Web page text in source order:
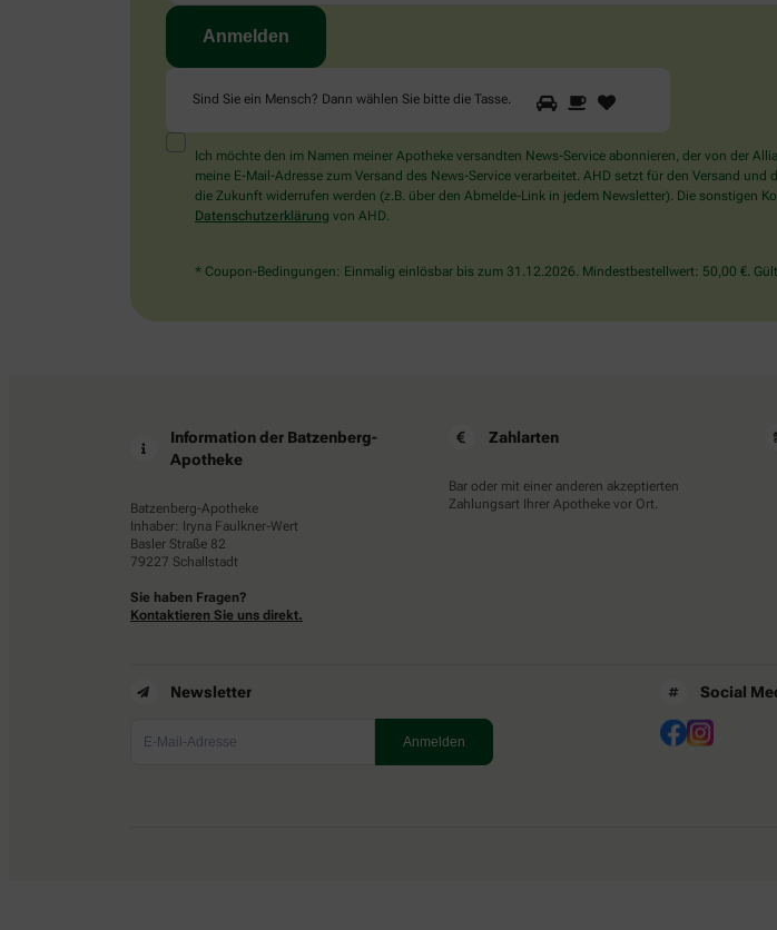
Sind Sie ein Mensch? Dann wählen Sie bitte die Tasse.
Sind
Sie
Mensch?
Dann
wählen
Tasse.
1 2
Ich möchte den im Namen meiner Apotheke versandten News-Service abonnieren, der von der
meine E-Mail-Adresse zum Versand des News-Service verarbeitet. AHD setzt für den Versand
die Zukunft widerrufen werden (z.B. über den Abmelde-Link in jedem Newsletter). Die sonstigen
Datenschutzerklärung von AHD.
* Coupon-Bedingungen: Einmalig einlösbar bis zum 31.12.2026. Mindestbestellwert: 50,00 €.
Information der Batzenberg-
Apotheke
Batzenberg-Apotheke
Inhaber: Iryna Faulkner-Wert
Basler Straße 82
79227 Schallstadt
Sie haben Fragen?
Kontaktieren Sie uns direkt.
Zahlarten
Bar oder mit einer anderen akzeptierten
Zahlungsart Ihrer Apotheke vor Ort.
Newsletter Social